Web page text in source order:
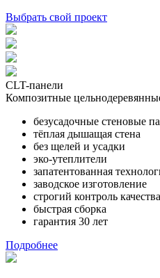
Выбрать свой проект
CLT-панели
Композитные
безусадочные стеновые
тёплая дышащая стена
без щелей и усадки
эко-утеплители
запатентованная
заводское изготовление
строгий контроль качества
быстрая сборка
гарантия 30 лет
Подробнее